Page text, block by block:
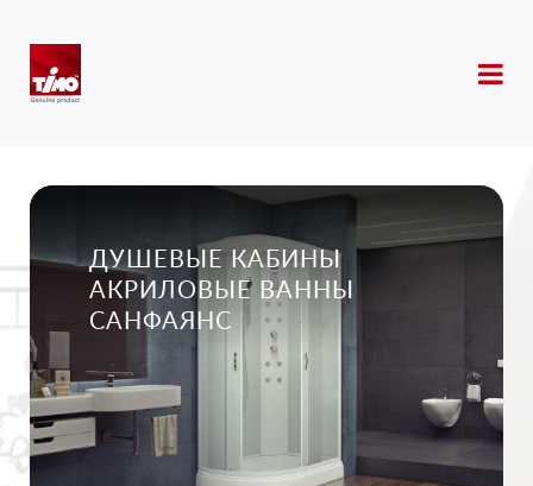
ДУШЕВЫЕ КАБИНЫ
АКРИЛОВЫЕ ВАННЫ
САНФАЯНС